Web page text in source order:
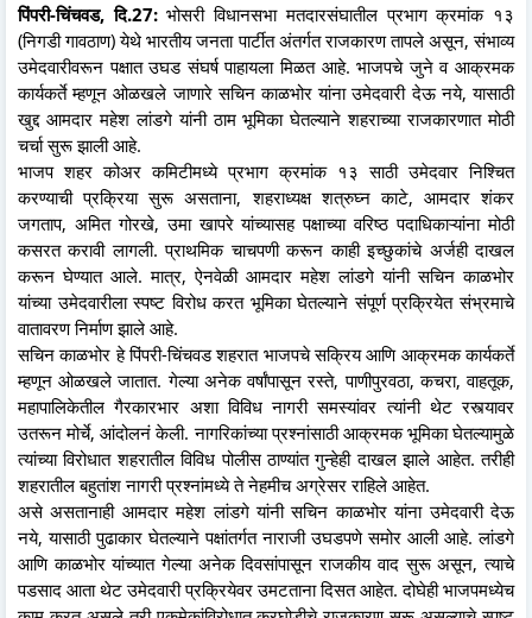
पिंपरी-चिंचवड, दि.27:भोसरी विधानसभा मतदारसंघातील प्रभाग क्रमांक १३
(निगडी गावठाण) येथे भारतीय जनता पार्टीत अंतर्गत राजकारण तापले असून, संभाव्य
उमेदवारीवरून पक्षात उघड संघर्ष पाहायला मिळत आहे. भाजपचे जुने व आक्रमक
कार्यकर्ते म्हणून ओळखले जाणारे सचिन काळभोर यांना उमेदवारी देऊ नये, यासाठी
खुद्द आमदार महेश लांडगे यांनी ठाम भूमिका घेतल्याने शहराच्या राजकारणात मोठी
चर्चा सुरू झाली आहे.
भाजप शहर कोअर कमिटीमध्ये प्रभाग क्रमांक १३ साठी उमेदवार निश्चित
करण्याची प्रक्रिया सुरू असताना, शहराध्यक्ष शत्रुघ्न काटे, आमदार शंकर
जगताप, अमित गोरखे, उमा खापरे यांच्यासह पक्षाच्या वरिष्ठ पदाधिकाऱ्यांना मोठी
कसरत करावी लागली. प्राथमिक चाचपणी करून काही इच्छुकांचे अर्जही दाखल
करून घेण्यात आले. मात्र, ऐनवेळी आमदार महेश लांडगे यांनी सचिन काळभोर
यांच्या उमेदवारीला स्पष्ट विरोध करत भूमिका घेतल्याने संपूर्ण प्रक्रियेत संभ्रमाचे
वातावरण निर्माण झाले आहे.
सचिन काळभोर हे पिंपरी-चिंचवड शहरात भाजपचे सक्रिय आणि आक्रमक कार्यकर्ते
म्हणून ओळखले जातात. गेल्या अनेक वर्षांपासून रस्ते, पाणीपुरवठा, कचरा, वाहतूक,
महापालिकेतील गैरकारभार अशा विविध नागरी समस्यांवर त्यांनी थेट रस्त्यावर
उतरून मोर्चे, आंदोलनं केली. नागरिकांच्या प्रश्नांसाठी आक्रमक भूमिका घेतल्यामुळे
त्यांच्या विरोधात शहरातील विविध पोलीस ठाण्यांत गुन्हेही दाखल झाले आहेत. तरीही
शहरातील बहुतांश नागरी प्रश्नांमध्ये ते नेहमीच अग्रेसर राहिले आहेत.
असे असतानाही आमदार महेश लांडगे यांनी सचिन काळभोर यांना उमेदवारी देऊ
नये, यासाठी पुढाकार घेतल्याने पक्षांतर्गत नाराजी उघडपणे समोर आली आहे. लांडगे
आणि काळभोर यांच्यात गेल्या अनेक दिवसांपासून राजकीय वाद सुरू असून, त्याचे
पडसाद आता थेट उमेदवारी प्रक्रियेवर उमटताना दिसत आहेत. दोघेही भाजपमध्येच